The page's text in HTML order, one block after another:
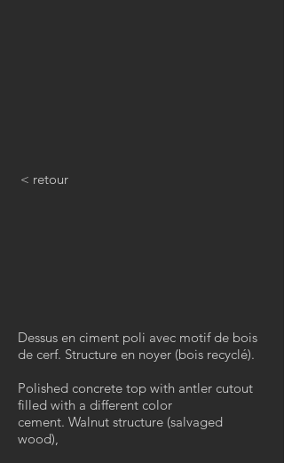
< retour
Dessus en ciment poli avec motif de bois
de cerf. Structure en noyer (bois recyclé).
Polished concrete top with antler cutout
filled with a different color
cement. Walnut structure (salvaged
wood),